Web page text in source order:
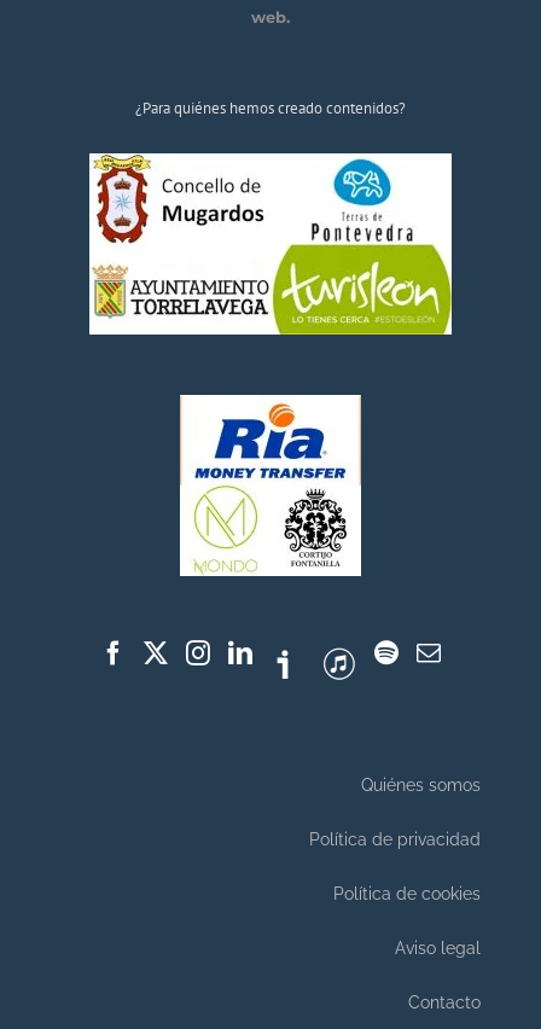
web.
¿Para quiénes hemos creado contenidos?
Quiénes somos
Política de privacidad
Política de cookies
Aviso legal
Contacto